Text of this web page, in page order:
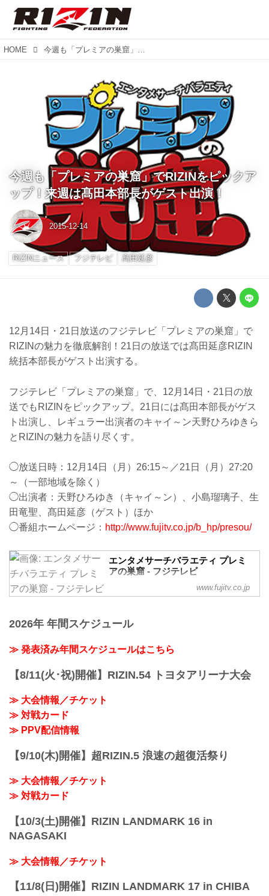
HOME 今週も「プレミアの巣窟」でRIZINをピックアップ！来週は髙田本部長がゲスト出演！
今週も「プレミアの巣窟」でRIZINをピックア
ップ！来週は髙田本部長がゲスト出演！
2015-12-14
RIZINニュース フジテレビ 髙田延彦
12月14日・21日放送のフジテレビ「プレミアの巣窟」で
RIZINの魅力を徹底解剖！21日の放送では髙田延彦RIZIN
統括本部長がゲスト出演する。
フジテレビ「プレミアの巣窟」で、12月14日・21日の放
送でもRIZINをピックアップ。21日には髙田本部長がゲス
ト出演し、レギュラー出演者のキャイ～ン天野ひろゆきら
とRIZINの魅力を語り尽くす。
◯放送日時：12月14日（月）26:15～／21日（月）27:20
～（一部地域を除く）
◯出演者：天野ひろゆき（キャイ～ン）、小島瑠璃子、生
田竜聖、髙田延彦（ゲスト）ほか
◯番組ホームページ： http://www.fujitv.co.jp/b_hp/presou/
エンタメサーチバラエティ プレミ
アの巣窟 - フジテレビ
エンタメサーチバラエティ プレミアの巣
窟 - 番組情報。国内外アーティストのラ
そしてスポーツイベントに至るまでお届
www.fujitv.co.jp
2026年 年間スケジュール
≫ 発表済み年間スケジュールはこちら
【8/11(火･祝)開催】RIZIN.54 トヨタアリーナ大会
≫ 大会情報／チケット
≫ 対戦カード
≫ PPV配信情報
【9/10(木)開催】超RIZIN.5 浪速の超復活祭り
≫ 大会情報／チケット
≫ 対戦カード
【10/3(土)開催】RIZIN LANDMARK 16 in
NAGASAKI
≫ 大会情報／チケット
【11/8(日)開催】RIZIN LANDMARK 17 in CHIBA